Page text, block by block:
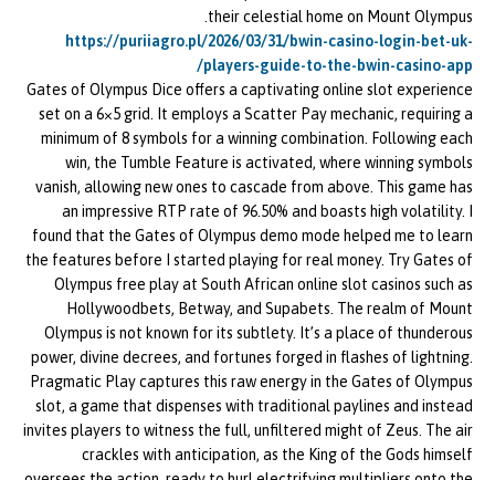
their celestial home on Mount Olympus.
https://puriiagro.pl/2026/03/31/bwin-casino-login-bet-uk-
players-guide-to-the-bwin-casino-app/
Gates of Olympus Dice offers a captivating online slot experience
set on a 6×5 grid. It employs a Scatter Pay mechanic, requiring a
minimum of 8 symbols for a winning combination. Following each
win, the Tumble Feature is activated, where winning symbols
vanish, allowing new ones to cascade from above. This game has
an impressive RTP rate of 96.50% and boasts high volatility. I
found that the Gates of Olympus demo mode helped me to learn
the features before I started playing for real money. Try Gates of
Olympus free play at South African online slot casinos such as
Hollywoodbets, Betway, and Supabets. The realm of Mount
Olympus is not known for its subtlety. It’s a place of thunderous
power, divine decrees, and fortunes forged in flashes of lightning.
Pragmatic Play captures this raw energy in the Gates of Olympus
slot, a game that dispenses with traditional paylines and instead
invites players to witness the full, unfiltered might of Zeus. The air
crackles with anticipation, as the King of the Gods himself